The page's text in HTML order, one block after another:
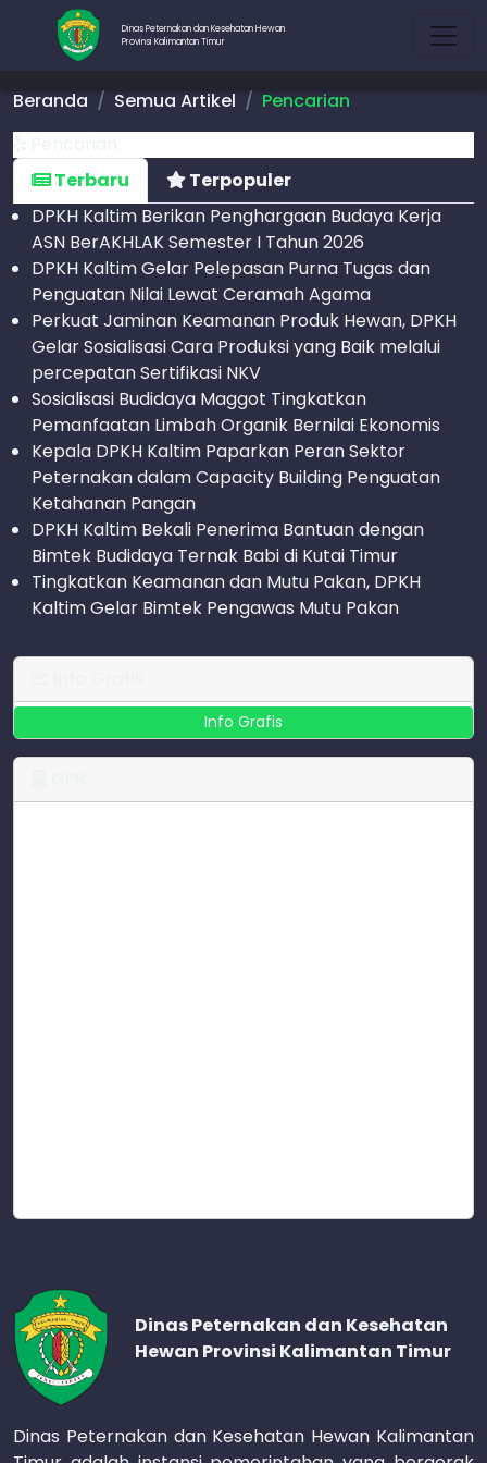
Dinas Peternakan dan Kesehatan Hewan
Provinsi Kalimantan Timur
Beranda Semua Artikel
Pencarian
Terbaru
Terpopuler
DPKH Kaltim Berikan Penghargaan Budaya Kerja
ASN BerAKHLAK Semester I Tahun 2026
DPKH Kaltim Gelar Pelepasan Purna Tugas dan
Penguatan Nilai Lewat Ceramah Agama
Perkuat Jaminan Keamanan Produk Hewan, DPKH
Gelar Sosialisasi Cara Produksi yang Baik melalui
percepatan Sertifikasi NKV
Sosialisasi Budidaya Maggot Tingkatkan
Pemanfaatan Limbah Organik Bernilai Ekonomis
Kepala DPKH Kaltim Paparkan Peran Sektor
Peternakan dalam Capacity Building Penguatan
Ketahanan Pangan
DPKH Kaltim Bekali Penerima Bantuan dengan
Bimtek Budidaya Ternak Babi di Kutai Timur
Tingkatkan Keamanan dan Mutu Pakan, DPKH
Kaltim Gelar Bimtek Pengawas Mutu Pakan
Info Grafis
Dinas Peternakan dan Kesehatan
Hewan Provinsi Kalimantan Timur
Dinas Peternakan dan Kesehatan Hewan Kalimantan